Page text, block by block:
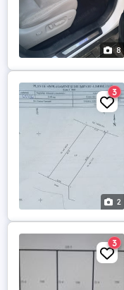
8
2
3
3